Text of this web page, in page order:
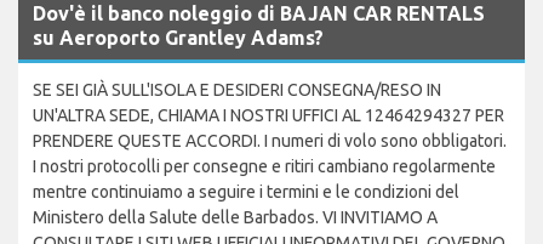
Dov'è il banco noleggio di BAJAN CAR RENTALS
su Aeroporto Grantley Adams?
SE SEI GIÀ SULL'ISOLA E DESIDERI CONSEGNA/RESO IN
UN'ALTRA SEDE, CHIAMA I NOSTRI UFFICI AL 12464294327 PER
PRENDERE QUESTE ACCORDI. I numeri di volo sono obbligatori.
I nostri protocolli per consegne e ritiri cambiano regolarmente
mentre continuiamo a seguire i termini e le condizioni del
Ministero della Salute delle Barbados. VI INVITIAMO A